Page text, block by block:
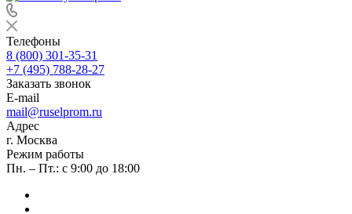
Телефоны
8 (800) 301-35-31
+7 (495) 788-28-27
Заказать звонок
E-mail
mail@ruselprom.ru
Адрес
г. Москва
Режим работы
Пн. – Пт.: с 9:00 до 18:00